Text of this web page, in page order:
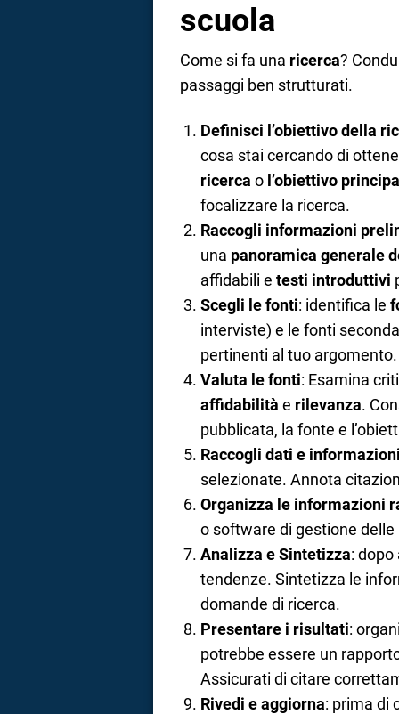
scuola
Come si fa una ricerca?
passaggi ben strutturati.
Definisci l’obiettivo della
cosa stai cercando di
ricerca o l’obiettivo
focalizzare la ricerca.
Raccogli informazioni
una panoramica generale
affidabili e testi introduttivi
Scegli le fonti: identifica le
interviste) e le fonti
pertinenti al tuo argomento.
Valuta le fonti: Esamina
affidabilità e rilevanza.
pubblicata, la fonte e
Raccogli dati e informazioni
selezionate. Annota
Organizza le informazioni
o software di gestione
Analizza e Sintetizza:
tendenze. Sintetizza le
domande di ricerca.
Presentare i risultati:
potrebbe essere un
Assicurati di citare
Rivedi e aggiorna: prima di